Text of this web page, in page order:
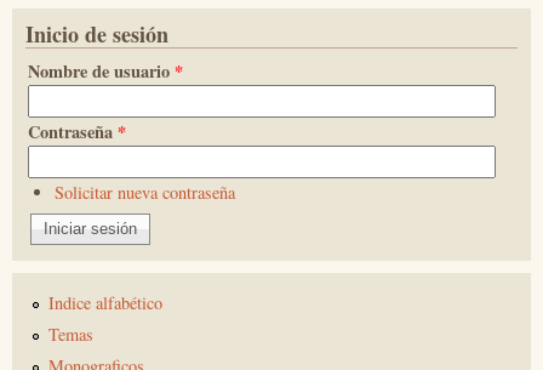
Inicio de sesión
Nombre de usuario *
Contraseña *
Solicitar nueva contraseña
Indice alfabético
Temas